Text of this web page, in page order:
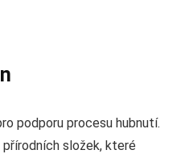
podporu procesu hubnutí.
složek, které